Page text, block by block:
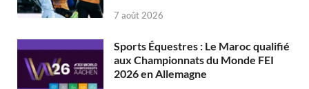
7 août 2026
Sports Équestres : Le Maroc qualifié
aux Championnats du Monde FEI
2026 en Allemagne